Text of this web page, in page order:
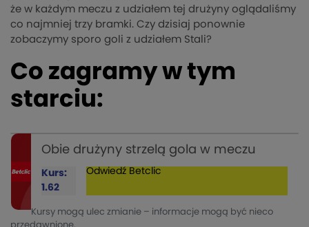
że w każdym meczu z udziałem tej drużyny oglądaliśmy
co najmniej trzy bramki. Czy dzisiaj ponownie
zobaczymy sporo goli z udziałem Stali?
Co zagramy w tym
starciu:
Obie drużyny strzelą gola w meczu
Kurs:
1.62
Odwiedź Betclic
Kursy mogą ulec zmianie – informacje mogą być nieco
przedawnione.